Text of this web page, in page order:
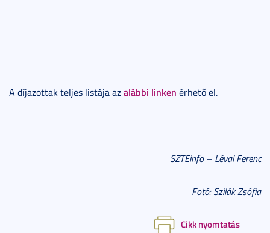
A díjazottak teljes listája azalábbi linken érhető el.
SZTEinfo – Lévai Ferenc
Fotó: Szilák Zsófia
Cikk nyomtatás